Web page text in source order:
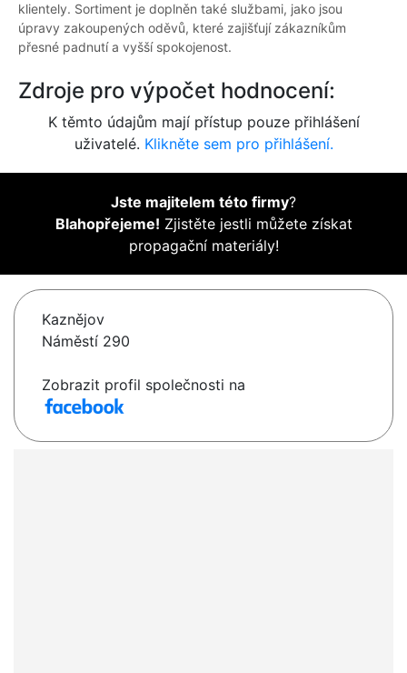
klientely. Sortiment je doplněn také službami, jako jsou
úpravy zakoupených oděvů, které zajišťují zákazníkům
přesné padnutí a vyšší spokojenost.
Zdroje pro výpočet hodnocení:
K těmto údajům mají přístup pouze přihlášení
uživatelé. Klikněte sem pro přihlášení.
Jste majitelem této firmy?
Blahopřejeme! Zjistěte jestli můžete získat
propagační materiály!
Kaznějov
Náměstí 290
Zobrazit profil společnosti na